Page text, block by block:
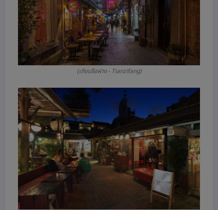
(เถียนจือฝาง - Tianzifang)